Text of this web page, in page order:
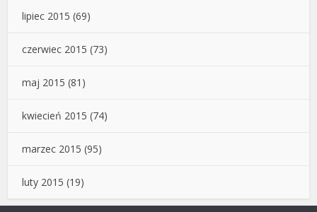
lipiec 2015 (69)
czerwiec 2015 (73)
maj 2015 (81)
kwiecień 2015 (74)
marzec 2015 (95)
luty 2015 (19)